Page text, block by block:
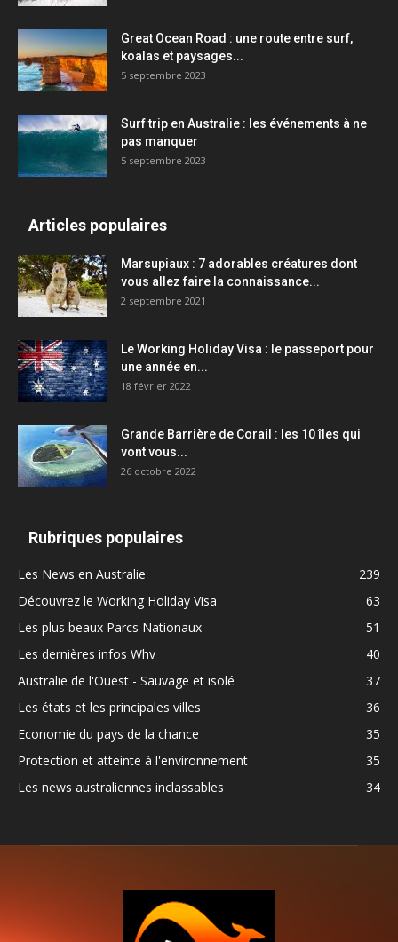
Great Ocean Road : une route entre surf,
koalas et paysages...
5 septembre 2023
Surf trip en Australie : les événements à ne
pas manquer
5 septembre 2023
Articles populaires
Marsupiaux : 7 adorables créatures dont
vous allez faire la connaissance...
2 septembre 2021
Le Working Holiday Visa : le passeport pour
une année en...
18 février 2022
Grande Barrière de Corail : les 10 îles qui
vont vous...
26 octobre 2022
Rubriques populaires
Les News en Australie
239
Découvrez le Working Holiday Visa
63
Les plus beaux Parcs Nationaux
51
Les dernières infos Whv
40
Australie de l'Ouest - Sauvage et isolé
37
Les états et les principales villes
36
Economie du pays de la chance
35
Protection et atteinte à l'environnement
35
Les news australiennes inclassables
34